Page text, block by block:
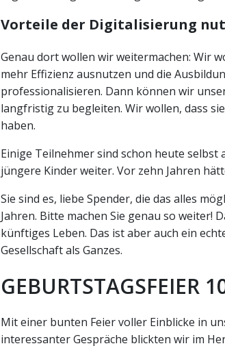
Vorteile der Digitalisierung
Genau dort wollen wir weitermachen: Wir
mehr Effizienz ausnutzen und die
professionalisieren. Dann können wir
langfristig zu begleiten. Wir wollen, dass
haben.
Einige Teilnehmer sind schon heute selbst
jüngere Kinder weiter. Vor zehn Jahren
Sie sind es, liebe Spender, die das alles
Jahren. Bitte machen Sie genau so weiter!
künftiges Leben. Das ist aber auch ein
Gesellschaft als Ganzes.
GEBURTSTAGSFEIER
Mit einer bunten Feier voller Einblicke in
interessanter Gespräche blickten wir im